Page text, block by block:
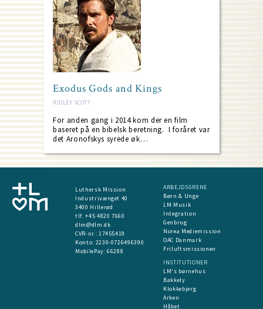
Exodus Gods and Kings
RIDLEY SCOTT
For anden gang i 2014 kom der en film
baseret på en bibelsk beretning. I foråret var
det Aronofskys syrede øk…
Luthersk Mission
Industrivænget 40
3400 Hillerød
tlf. +45 4820 7660
dlm@dlm.dk
CVR-nr.: 17455419
​Konto: 2230-0726496390
MobilePay:66288
ARBEJDSGRENE
Børn & Unge
LM Musik
Integration
Genbrug
Norea Mediemission
OAC Danmark
Friluftsmissionen
INSTITUTIONER
LM's børnehus
Bakkely
Klokkebjerg
Arken
Håbet